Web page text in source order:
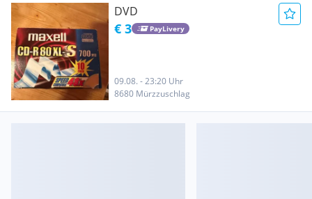
DVD
€ 3 PayLivery
09.08. - 23:20 Uhr
8680 Mürzzuschlag